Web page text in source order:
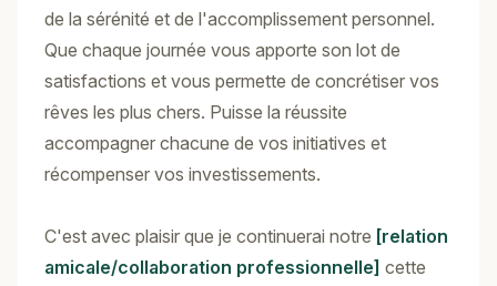
de la sérénité et de l'accomplissement personnel.
Que chaque journée vous apporte son lot de
satisfactions et vous permette de concrétiser vos
rêves les plus chers. Puisse la réussite
accompagner chacune de vos initiatives et
récompenser vos investissements.
C'est avec plaisir que je continuerai notre [relation
amicale/collaboration professionnelle] cette